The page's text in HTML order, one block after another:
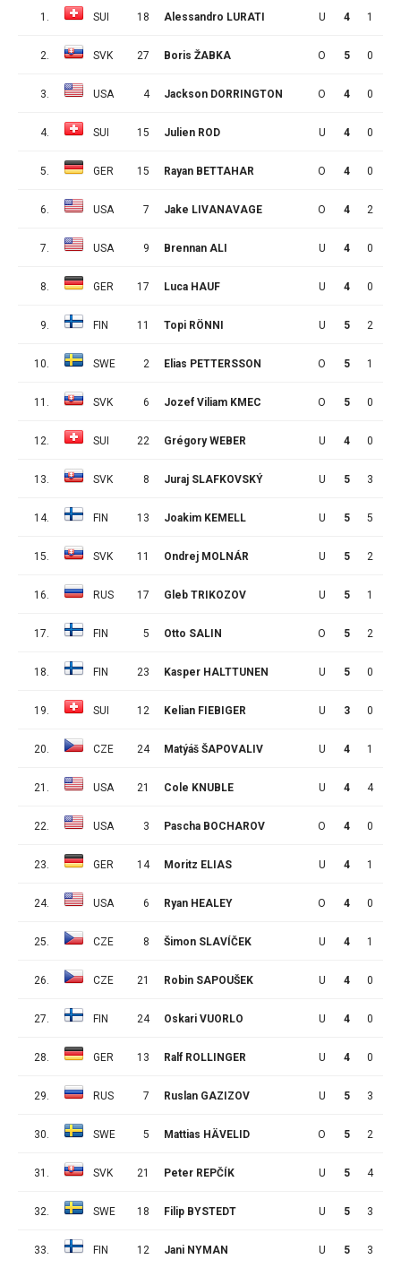
1. SUI 18 Alessandro LURATI U 4 1
2. SVK 27 Boris ŽABKA O 5 0
3. USA 4 Jackson DORRINGTON O 4 0
4. SUI 15 Julien ROD U 4 0
5. GER 15 Rayan BETTAHAR O 4 0
6. USA 7 Jake LIVANAVAGE O 4 2
7. USA 9 Brennan ALI U 4 0
8. GER 17 Luca HAUF U 4 0
9. FIN 11 Topi RÖNNI U 5 2
10. SWE 2 Elias PETTERSSON O 5 1
11. SVK 6 Jozef Viliam KMEC O 5 0
12. SUI 22 Grégory WEBER U 4 0
13. SVK 8 Juraj SLAFKOVSKÝ U 5 3
14. FIN 13 Joakim KEMELL U 5 5
15. SVK 11 Ondrej MOLNÁR U 5 2
16. RUS 17 Gleb TRIKOZOV U 5 1
17. FIN 5 Otto SALIN O 5 2
18. FIN 23 Kasper HALTTUNEN U 5 0
19. SUI 12 Kelian FIEBIGER U 3 0
20. CZE 24 Matýáš ŠAPOVALIV U 4 1
21. USA 21 Cole KNUBLE U 4 4
22. USA 3 Pascha BOCHAROV O 4 0
23. GER 14 Moritz ELIAS U 4 1
24. USA 6 Ryan HEALEY O 4 0
25. CZE 8 Šimon SLAVÍČEK U 4 1
26. CZE 21 Robin SAPOUŠEK U 4 0
27. FIN 24 Oskari VUORLO U 4 0
28. GER 13 Ralf ROLLINGER U 4 0
29. RUS 7 Ruslan GAZIZOV U 5 3
30. SWE 5 Mattias HÄVELID O 5 2
31. SVK 21 Peter REPČÍK U 5 4
32. SWE 18 Filip BYSTEDT U 5 3
33. FIN 12 Jani NYMAN U 5 3